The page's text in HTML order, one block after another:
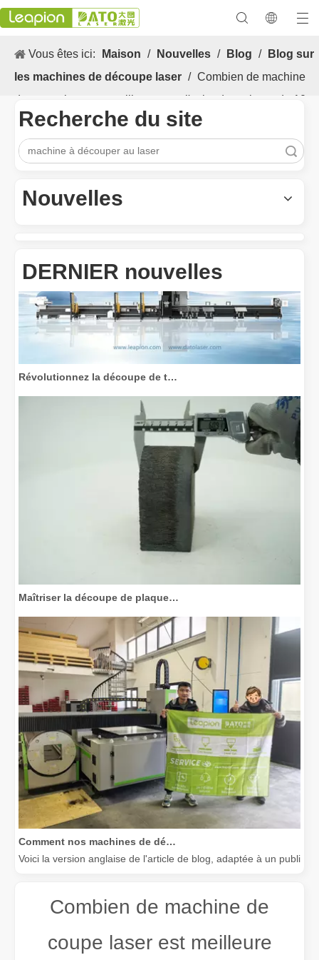
Vous êtes ici: Maison / Nouvelles / Blog /
Blog sur
les machines de découpe laser / Combien de machine
de coupe laser est meilleure pour l'acier de carbone de 10
mm
Recherche du site
Nouvelles
DERNIER nouvelles
Les Application et les caractéristiques exceptionnelles des machines de marquage laser
Voici la version anglaise de l'article de blog, adaptée à un public
Combien de machine de
coupe laser est meilleure